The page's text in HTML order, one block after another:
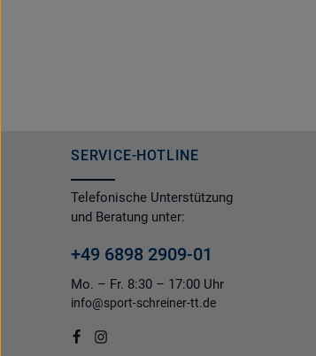
SERVICE-HOTLINE
Telefonische Unterstützung
und Beratung unter:
+49 6898 2909-01
Mo. – Fr. 8:30 – 17:00 Uhr
info@sport-schreiner-tt.de